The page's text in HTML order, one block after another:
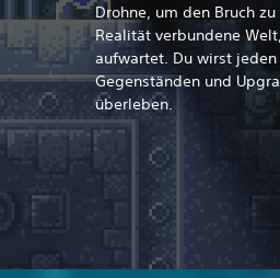
Drohne, um den Bruch
Realität verbundene
aufwartet. Du wirst
Gegenständen und
überleben.